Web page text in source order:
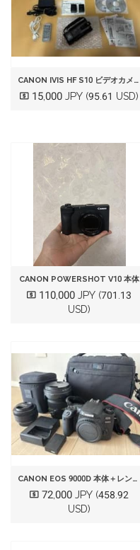
CANON IVIS HF S10 ビデオカメラ
15,000 JPY (95.61 USD)
CANON POWERSHOT V10 本体
110,000 JPY (701.13
USD)
CANON EOS 9000D 本体＋レンズ2本、カメラバッグ付き
72,000 JPY (458.92
USD)